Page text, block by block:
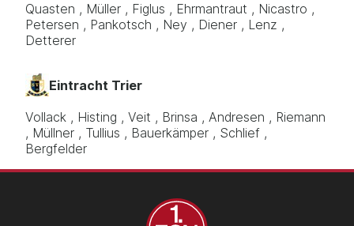
Quasten Müller Figlus Ehrmantraut
Nicastro
Petersen
Pankotsch Ney Diener
Lenz
Detterer
Eintracht Trier
Vollack Histing Veit Brinsa Andresen
Riemann
Müllner
Tullius Bauerkämper
Schlief
Bergfelder